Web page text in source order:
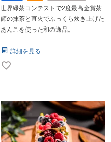
世界緑茶コンテストで2度最高金賞茶
師の抹茶と直火でふっくら炊き上げた
あんこを使った和の逸品。
詳細を見る